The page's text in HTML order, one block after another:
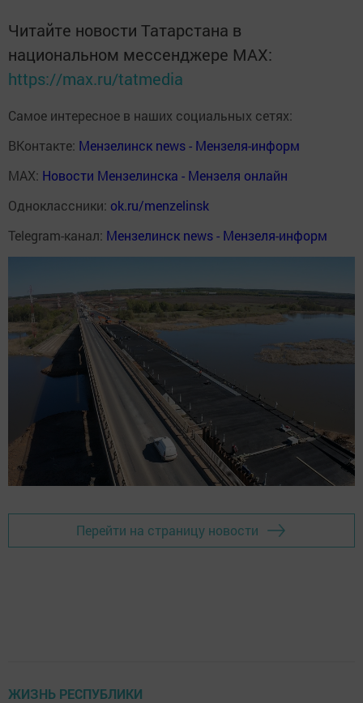
Читайте новости Татарстана в
национальном мессенджере MАХ:
https://max.ru/tatmedia
Самое интересное в наших социальных сетях:
ВКонтакте: Мензелинск news - Мензеля-информ
MAX: Новости Мензелинска - Мензеля онлайн
Одноклассники: ok.ru/menzelinsk
Telegram-канал: Мензелинск news - Мензеля-информ
Перейти на страницу новости
ЖИЗНЬ РЕСПУБЛИКИ